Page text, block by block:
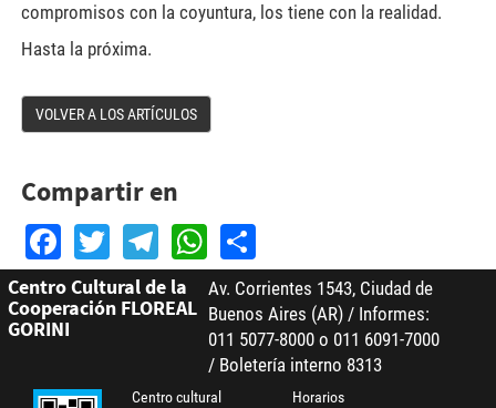
compromisos con la coyuntura, los tiene con la realidad.
Hasta la próxima.
VOLVER A LOS ARTÍCULOS
Compartir en
Facebook
TwitterTelegram
WhatsApp
Share
Centro Cultural de la
Cooperación FLOREAL
GORINI
Av. Corrientes 1543, Ciudad de
Buenos Aires (AR) / Informes:
011 5077-8000 o 011 6091-7000
/ Boletería interno 8313
Centro cultural Horarios